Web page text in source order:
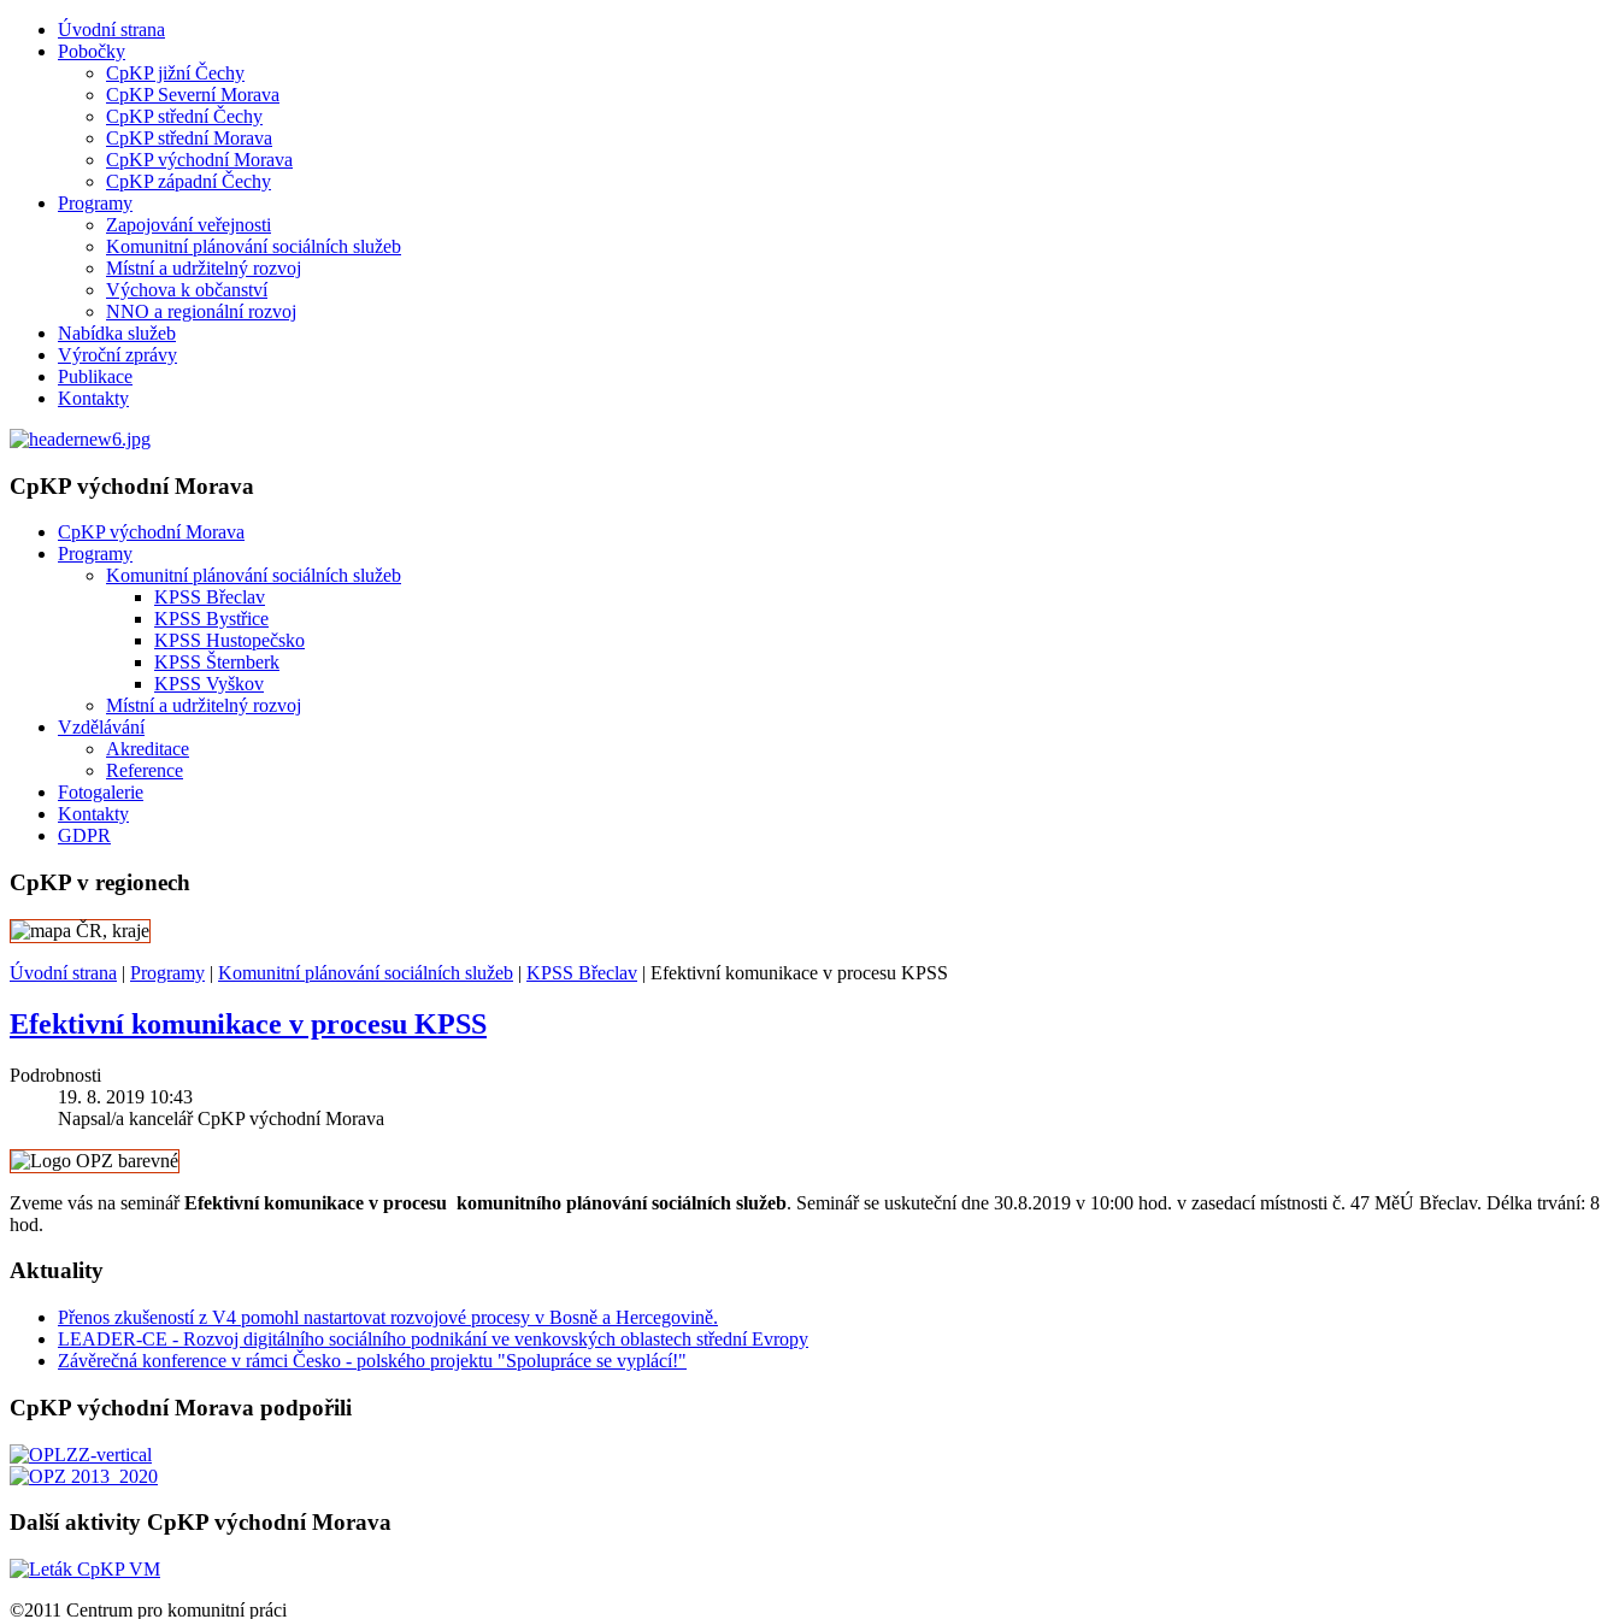
Úvodní strana
Pobočky
CpKP jižní Čechy
CpKP Severní Morava
CpKP střední Čechy
CpKP střední Morava
CpKP východní Morava
CpKP západní Čechy
Programy
Zapojování veřejnosti
Komunitní plánování sociálních služeb
Místní a udržitelný rozvoj
Výchova k občanství
NNO a regionální rozvoj
Nabídka služeb
Výroční zprávy
Publikace
Kontakty
CpKP východní Morava
CpKP východní Morava
Programy
Komunitní plánování sociálních služeb
KPSS Břeclav
KPSS Bystřice
KPSS Hustopečsko
KPSS Šternberk
KPSS Vyškov
Místní a udržitelný rozvoj
Vzdělávání
Akreditace
Reference
Fotogalerie
Kontakty
GDPR
CpKP v regionech
Úvodní strana | Programy | Komunitní plánování sociálních služeb | KPSS Břeclav | Efektivní komunikace v procesu KPSS
Efektivní komunikace v procesu KPSS
Podrobnosti
19. 8. 2019 10:43
Napsal/a kancelář CpKP východní Morava
Zveme vás na seminářEfektivní komunikace v procesu komunitního plánování sociálních služeb. Seminář se uskuteční dne 30.8.2019 v 10:00 hod. v zasedací místnosti č. 47 MěÚ Břeclav. Délka trvání: 8
hod.
Aktuality
Přenos zkušeností z V4 pomohl nastartovat rozvojové procesy v Bosně a Hercegovině.
LEADER-CE - Rozvoj digitálního sociálního podnikání ve venkovských oblastech střední Evropy
Závěrečná konference v rámci Česko - polského projektu "Spolupráce se vyplácí!"
CpKP východní Morava podpořili
Další aktivity CpKP východní Morava
©2011 Centrum pro komunitní práci